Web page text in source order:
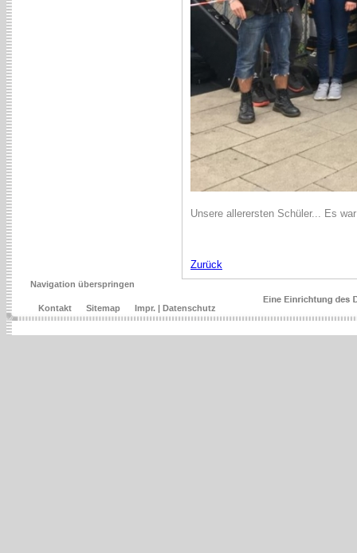
Unsere allerersten Schüler... Es
Zurück
Navigation überspringen
Kontakt Sitemap Impr. | Datenschutz